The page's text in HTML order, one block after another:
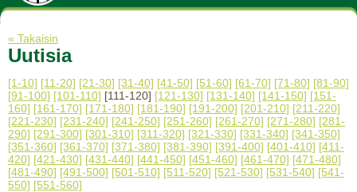
« Takaisin
Uutisia
[1-10] [11-20] [21-30] [31-40] [41-50] [51-60] [61-70] [71-80] [81-90]
[91-100] [101-110] [111-120] [121-130] [131-140] [141-150] [151-
160] [161-170] [171-180] [181-190] [191-200] [201-210] [211-220]
[221-230] [231-240] [241-250] [251-260] [261-270] [271-280] [281-
290] [291-300] [301-310] [311-320] [321-330] [331-340] [341-350]
[351-360] [361-370] [371-380] [381-390] [391-400] [401-410] [411-
420] [421-430] [431-440] [441-450] [451-460] [461-470] [471-480]
[481-490] [491-500] [501-510] [511-520] [521-530] [531-540] [541-
550] [551-560]